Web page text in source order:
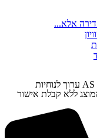
© כל הזכויות שמורות. המידע המוגש באתר AS IS ערוך לנוחיות
ללא קבלת אישור